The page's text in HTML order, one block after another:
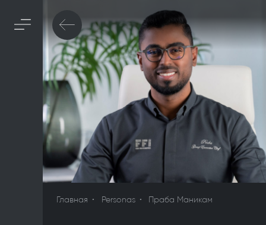
Главная Personas Праба Маникам